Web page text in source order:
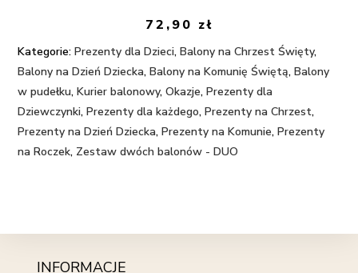
72,90 zł
Kategorie: Prezenty dla Dzieci,Balony na Chrzest Święty,
Balony na Dzień Dziecka,Balony na Komunię Świętą,Balony
w pudełku,Kurier balonowy,Okazje,Prezenty dla
Dziewczynki,Prezenty dla każdego,Prezenty na Chrzest,
Prezenty na Dzień Dziecka,Prezenty na Komunie,Prezenty
na Roczek, Zestaw dwóch balonów - DUO
INFORMACJE